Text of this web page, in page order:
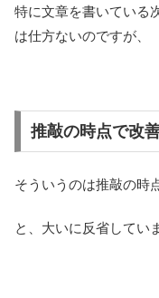
特に文章を書いている
は仕方ないのですが、
推敲の時点で改
そういうのは推敲の時
と、大いに反省してい